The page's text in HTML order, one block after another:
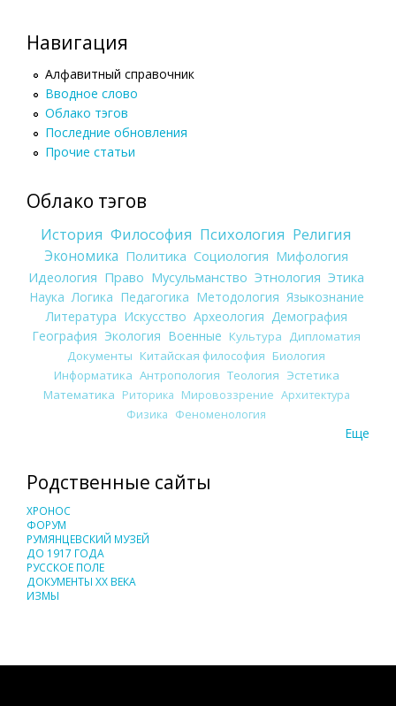
Навигация
Алфавитный справочник
Вводное слово
Облако тэгов
Последние обновления
Прочие статьи
Облако тэгов
История Философия Психология Религия
Экономика Политика Социология Мифология
Идеология Право Мусульманство Этнология Этика
Наука Логика Педагогика Методология Языкознание
Литература Искусство Археология Демография
География Экология Военные Культура
Дипломатия
Документы Китайская философия Биология
Информатика Антропология Теология Эстетика
Математика Риторика Мировоззрение Архитектура
Физика Феноменология
Еще
Родственные сайты
ХРОНОС
ФОРУМ
РУМЯНЦЕВСКИЙ МУЗЕЙ
ДО 1917 ГОДА
РУССКОЕ ПОЛЕ
ДОКУМЕНТЫ XX ВЕКА
ИЗМЫ